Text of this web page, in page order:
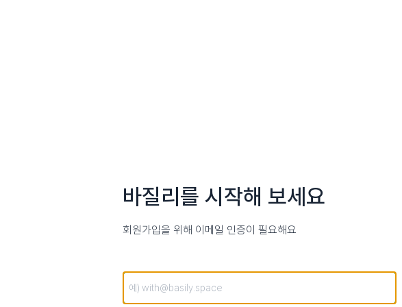
바질리를 시작해 보세요
회원가입을 위해 이메일 인증이 필요해요